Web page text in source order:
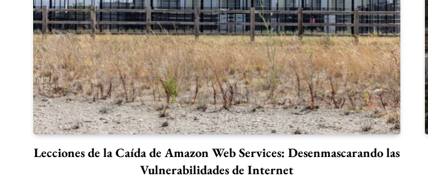
Lecciones de la Caída de Amazon Web Services: Desenmascarando las
Vulnerabilidades de Internet